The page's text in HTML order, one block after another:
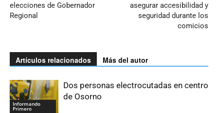
elecciones de Gobernador
Regional
asegurar accesibilidad y
seguridad durante los
comicios
Artículos relacionados Más del autor
Informando
Primero
Dos personas electrocutadas en centro
de Osorno